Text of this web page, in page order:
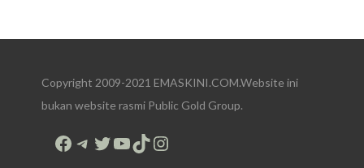
Copyright 2009-2021 EMASKINI.COM.Website ini
bukan website rasmi Public Gold Group.
Facebook
Telegram
Twitter
YouTube
TikTok
Instagram